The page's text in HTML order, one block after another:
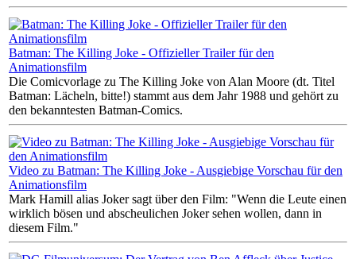
Batman: The Killing Joke - Offizieller Trailer für den
Animationsfilm
Die Comicvorlage zu The Killing Joke von Alan Moore (dt. Titel
Batman: Lächeln, bitte!) stammt aus dem Jahr 1988 und gehört zu
den bekanntesten Batman-Comics.
Video zu Batman: The Killing Joke - Ausgiebige Vorschau für den
Animationsfilm
Mark Hamill alias Joker sagt über den Film: "Wenn die Leute einen
wirklich bösen und abscheulichen Joker sehen wollen, dann in
diesem Film."